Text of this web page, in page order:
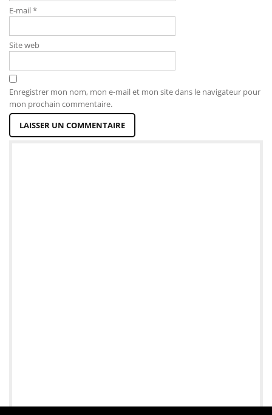
E-mail*
Site web
Enregistrer mon nom, mon e-mail et mon site dans le navigateur pour
mon prochain commentaire.